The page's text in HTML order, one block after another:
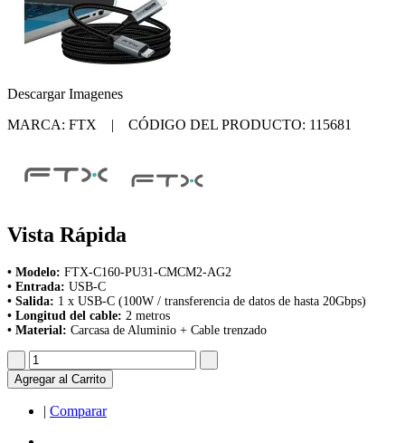
Descargar Imagenes
MARCA: FTX | CÓDIGO DEL PRODUCTO: 115681
Vista Rápida
• Modelo: FTX-C160-PU31-CMCM2-AG2
• Entrada: USB-C
• Salida: 1 x USB-C (100W / transferencia de datos de hasta 20Gbps)
• Longitud del cable: 2 metros
• Material: Carcasa de Aluminio + Cable trenzado
Agregar al Carrito
| Comparar